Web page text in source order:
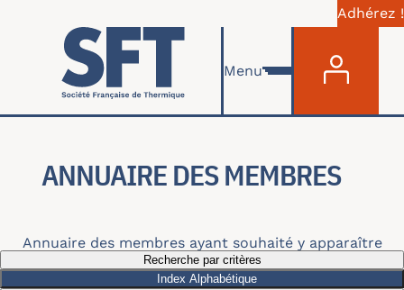
Aller au contenu principal
Adhérez !
Menu
ANNUAIRE DES MEMBRES
Annuaire des membres ayant souhaité y apparaître
Recherche par critères
Index Alphabétique